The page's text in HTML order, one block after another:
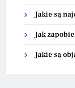
Jakie są
Jak
Jakie są